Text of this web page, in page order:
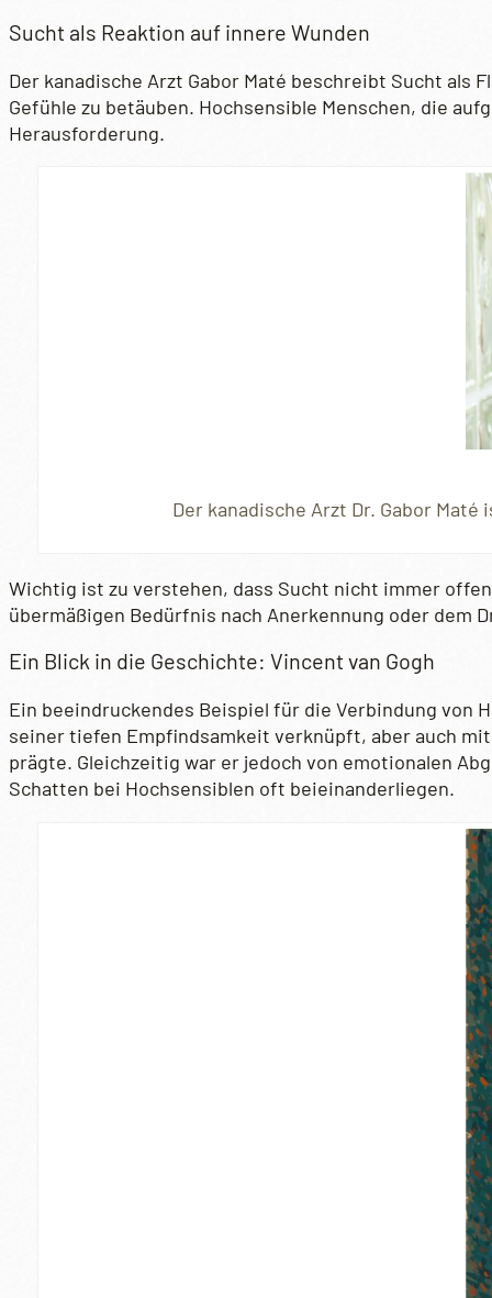
Sucht als Reaktion auf innere Wunden
Der kanadische Arzt Gabor Maté beschreibt Sucht als
Gefühle zu betäuben. Hochsensible Menschen, die
Herausforderung.
Der kanadische Arzt Dr. Gabor
Wichtig ist zu verstehen, dass Sucht nicht immer
übermäßigen Bedürfnis nach Anerkennung oder dem
Ein Blick in die Geschichte: Vincent van Gogh
Ein beeindruckendes Beispiel für die Verbindung von
seiner tiefen Empfindsamkeit verknüpft, aber auch
prägte. Gleichzeitig war er jedoch von emotionalen
Schatten bei Hochsensiblen oft beieinanderliegen.